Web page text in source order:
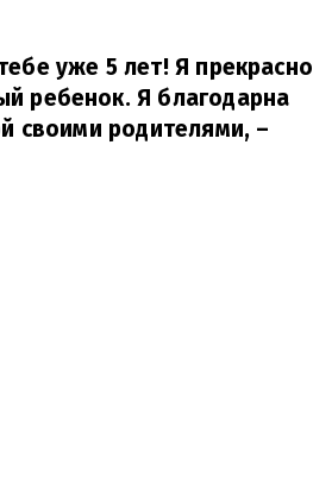
уже 5 лет! Я прекрасно
ребенок. Я благодарна
своими родителями, –